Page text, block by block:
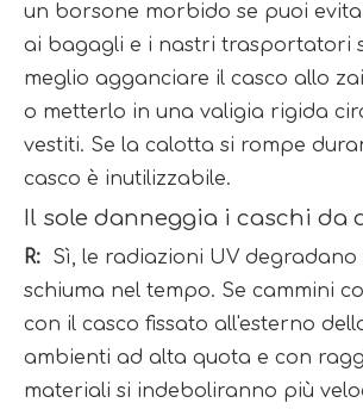
un borsone morbido se puoi
ai bagagli e i nastri trasportatori
meglio agganciare il casco allo
o metterlo in una valigia rigida
vestiti. Se la calotta si rompe
casco è inutilizzabile.
Il sole danneggia i caschi da
R:
Sì, le radiazioni UV
schiuma nel tempo. Se cammini
con il casco fissato all'esterno
ambienti ad alta quota e con
materiali si indeboliranno più